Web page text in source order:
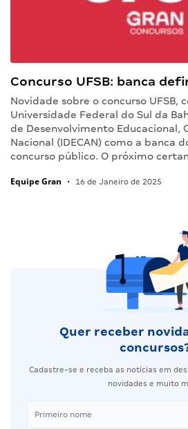
Concurso UFSB: banca
Novidade sobre o concurso UFSB,
Universidade Federal do Sul da
de Desenvolvimento Educacional,
Nacional (IDECAN) como a banca
concurso público. O próximo
Equipe Gran • 16 de Janeiro de 2025
Quer receber
Cadastre-se e receba as notícias em
novidades e muito